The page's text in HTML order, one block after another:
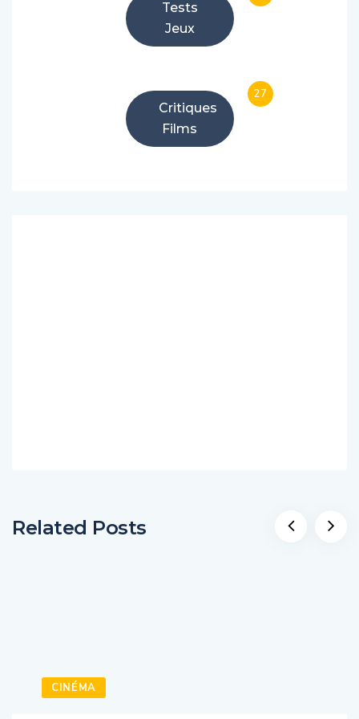
Tests
Jeux
Critiques
Films
27
Related Posts
CINÉMA